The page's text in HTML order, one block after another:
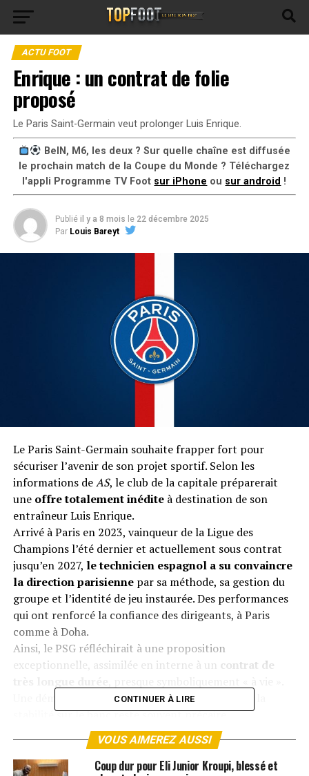
ACTU FOOT
Enrique : un contrat de folie
proposé
Le Paris Saint-Germain veut prolonger Luis Enrique.
BeIN, M6, les deux ? Sur quelle chaîne est diffusée
le prochain match de la Coupe du Monde ? Téléchargez
l'appli Programme TV Foot sur iPhone ou sur android !
Publié il y a 8 mois le 22 décembre 2025
Par Louis Bareyt
Le Paris Saint-Germain souhaite frapper fort pour
sécuriser l’avenir de son projet sportif. Selon les
informations deAS, le club de la capitale préparerait
une offre totalement inéditeà destination de son
entraîneur Luis Enrique.
Arrivé à Paris en 2023, vainqueur de la Ligue des
Champions l’été dernier et actuellement sous contrat
jusqu’en 2027, le technicien espagnol a su convaincre
la direction parisiennepar sa méthode, sa gestion du
groupe et l’identité de jeu instaurée. Des performances
qui ont renforcé la confiance des dirigeants, à Paris
comme à Doha.
Ainsi, le PSG réfléchirait à une proposition
exceptionnelle, assimilée en interne à un contrat de
Une démarche rare dans le football moderne, où la
stabilité sur le banc reste souvent précaire.
À travers cette initiative, le PSG entend envoyer un
message clair.
Bâtir un projet durable autour de Luis
CONTINUER À LIRE
VOUS AIMEREZ AUSSI
Coup dur pour Eli Junior Kroupi, blessé et